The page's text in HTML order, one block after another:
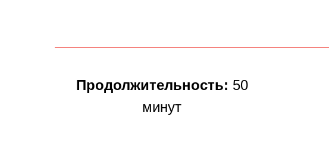
Продолжительность: 50
минут